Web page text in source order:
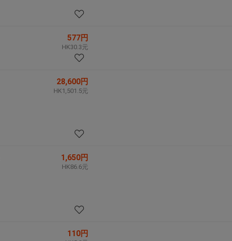
577円
HK30.3元
28,600円
HK1,501.5元
1,650円
HK86.6元
110円